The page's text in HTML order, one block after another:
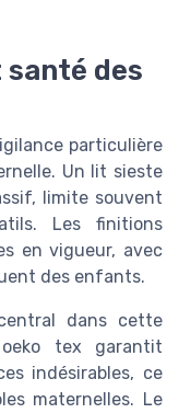
des
particulière
Un lit sieste
limite souvent
Les finitions
en vigueur, avec
des enfants.
dans cette
tex garantit
indésirables, ce
maternelles. Le